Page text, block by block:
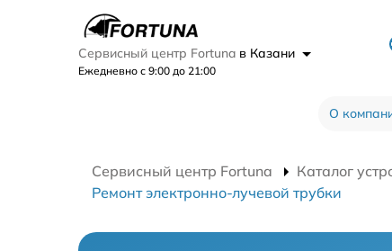
Сервисный центр Fortuna в Казани
Ежедневно с 9:00 до 21:00
О
Сервисный центр Fortuna Каталог
Ремонт электронно-лучевой трубки